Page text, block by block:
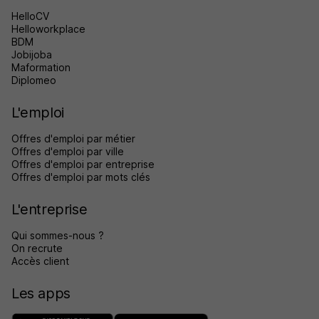
HelloCV
Helloworkplace
BDM
Jobijoba
Maformation
Diplomeo
L'emploi
Offres d'emploi par métier
Offres d'emploi par ville
Offres d'emploi par entreprise
Offres d'emploi par mots clés
L'entreprise
Qui sommes-nous ?
On recrute
Accès client
Les apps